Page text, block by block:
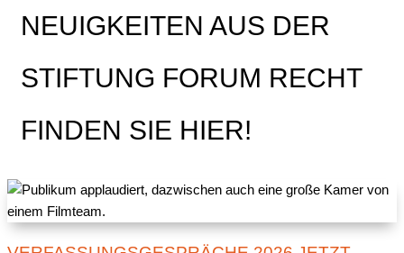
NEUIGKEITEN AUS DER
STIFTUNG FORUM RECHT
FINDEN SIE HIER!